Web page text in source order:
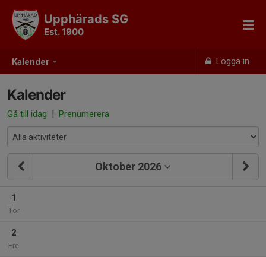
Kalender Logga in
Upphärads SG
Est. 1900
Kalender
Gå till idag | Prenumerera
Oktober 2026
1
Tor
2
Fre